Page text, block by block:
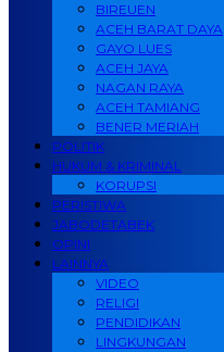
BIREUEN
ACEH BARAT DAYA
GAYO LUES
ACEH JAYA
NAGAN RAYA
ACEH TAMIANG
BENER MERIAH
POLITIK
HUKUM & KRIMINAL
KORUPSI
PERISTIWA
JABODETABEK
OPINI
LAINNYA
VIDEO
RELIGI
PENDIDIKAN
LINGKUNGAN